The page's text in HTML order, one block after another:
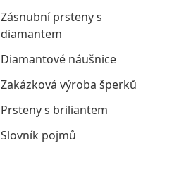
Zásnubní prsteny s
diamantem
Diamantové náušnice
Zakázková výroba šperků
Prsteny s briliantem
Slovník pojmů